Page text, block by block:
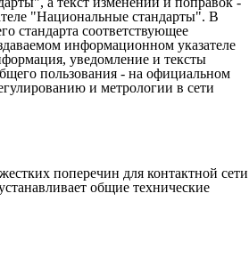
"Национальные стандарты". В
стандарта соответствующее
информационном указателе
уведомление и тексты
пользования - на официальном
и метрологии в сети
поперечин для контактной сети
общие технические